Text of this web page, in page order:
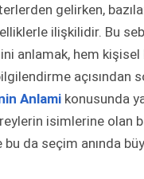
gelirken,
ilişkilidir. Bu
anlamak, hem
açısından
Anlami konusunda
isimlerine olan
da seçim anında